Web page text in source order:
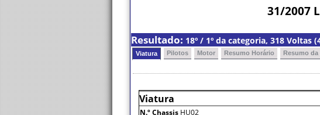
31/2007
Resultado: 18º / 1º da categoria, 318 Voltas
Viatura Pilotos Motor Resumo Horário Resumo da
Viatura
N.º Chassis HU02